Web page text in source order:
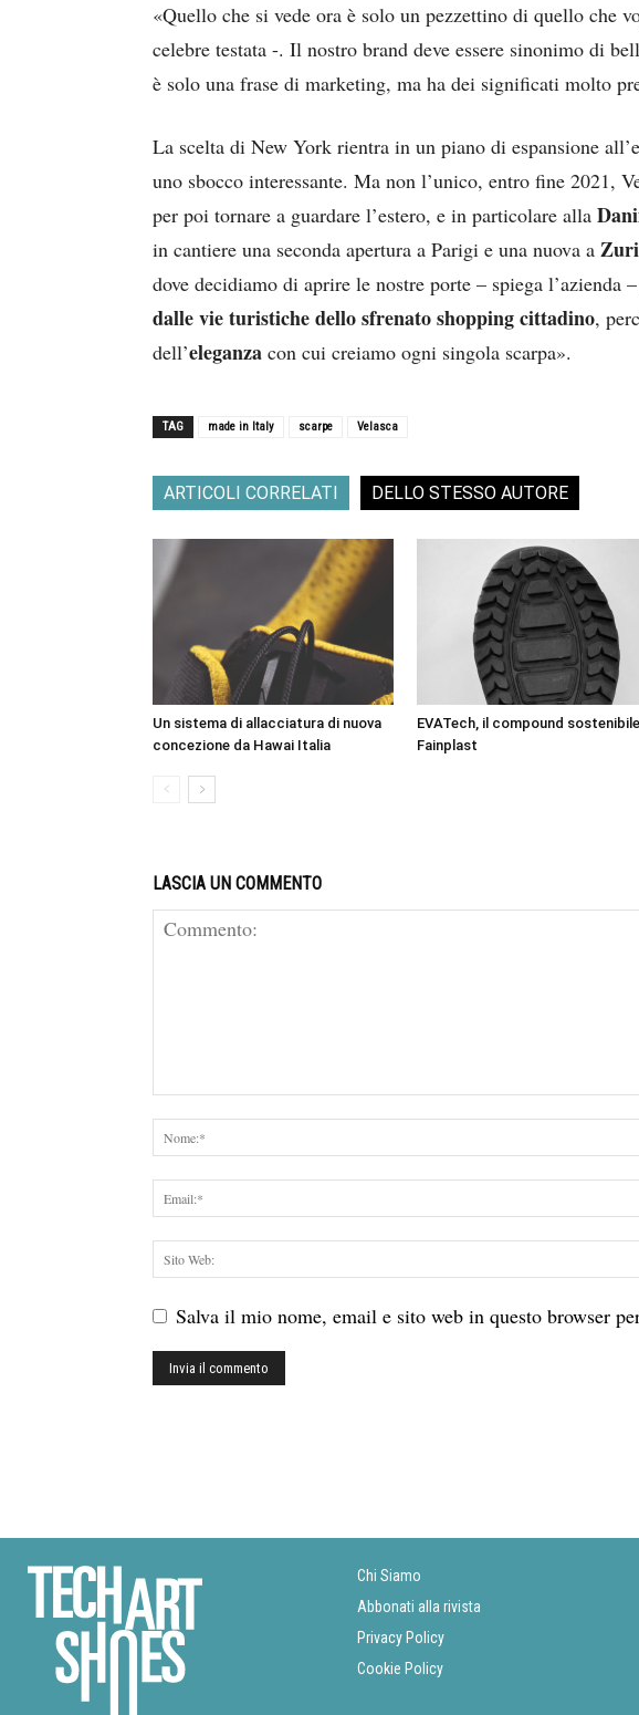
«Quello che si vede ora è solo un pezzettino di quello che
celebre testata -. Il nostro brand deve essere sinonimo di
è solo una frase di marketing, ma ha dei significati molto
La scelta di New York rientra in un piano di espansione
uno sbocco interessante. Ma non l’unico, entro fine 2021,
per poi tornare a guardare l’estero, e in particolare alla
in cantiere una seconda apertura a Parigi e una nuova a
dove decidiamo di aprire le nostre porte – spiega l’azienda
dalle vie turistiche dello sfrenato shopping cittadino,
dell’eleganza con cui creiamo ogni singola scarpa».
TAG made in Italy scarpe Velasca
ARTICOLI CORRELATI DELLO STESSO AUTORE
Un sistema di allacciatura di nuova
concezione da Hawai Italia
EVATech, il compound
Fainplast
LASCIA UN COMMENTO
Salva il mio nome, email e sito web in questo browser
Chi Siamo
Abbonati alla rivista
Privacy Policy
Cookie Policy